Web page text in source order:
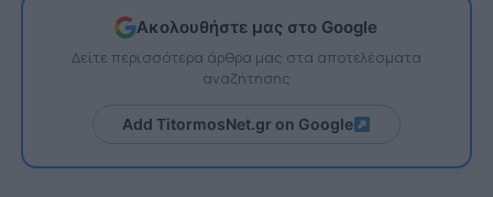
Ακολουθήστε μας στο Google
Δείτε περισσότερα άρθρα μας στα αποτελέσματα
αναζήτησης
Add TitormosNet.gr on Google